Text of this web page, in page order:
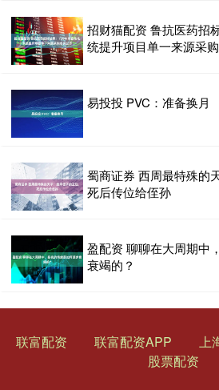
招财猫配资 鲁抗医药招
统提升项目单一来源采
易投投 PVC：准备换月
蜀商证券 西周最特殊的
死后传位给侄孙
盈配资 聊聊在大周期中
衰竭的？
联富配资 联富配资APP 上
股票配资